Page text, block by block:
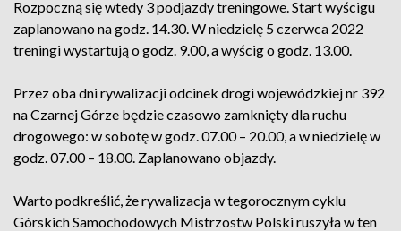
Rozpoczną się wtedy 3 podjazdy treningowe. Start wyścigu
zaplanowano na godz. 14.30. W niedzielę 5 czerwca 2022
treningi wystartują o godz. 9.00, a wyścig o godz. 13.00.
Przez oba dni rywalizacji odcinek drogi wojewódzkiej nr 392
na Czarnej Górze będzie czasowo zamknięty dla ruchu
drogowego: w sobotę w godz. 07.00 – 20.00, a w niedzielę w
godz. 07.00 – 18.00. Zaplanowano objazdy.
Warto podkreślić, że rywalizacja w tegorocznym cyklu
Górskich Samochodowych Mistrzostw Polski ruszyła w ten